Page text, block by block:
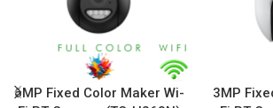
6MP Fixed Color Maker Wi-
3MP